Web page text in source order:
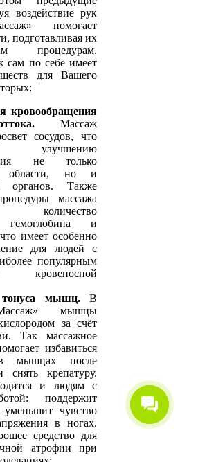
воздействие рук
помогает
подготавливая их
процедурам.
сам по себе имеет
для Вашего
кровообращения
Массаж
сосудов, что
улучшению
не только
области, но и
органов. Также
массажа
количество
гемоглобина и
имеет особенно
для людей с
популярным
кровеносной
мышц.В
мышцы
за счёт
Так массажное
избавиться
мышцах после
снять крепатуру.
и людям с
поддержит
чувство
в ногах.
средство для
атрофии при